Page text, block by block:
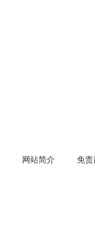
网站简介 免责